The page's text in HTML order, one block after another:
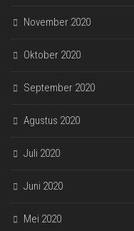
November 2020
Oktober 2020
September 2020
Agustus 2020
Juli 2020
Juni 2020
Mei 2020